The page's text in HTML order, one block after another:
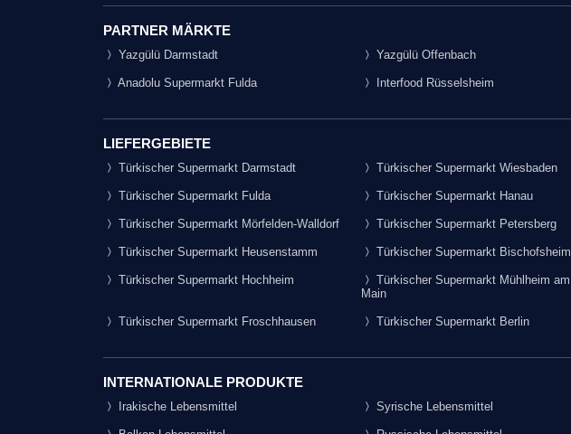
PARTNER MÄRKTE
Yazgülü Darmstadt Yazgülü Offenbach
Anadolu Supermarkt Fulda Interfood Rüsselsheim
LIEFERGEBIETE
Türkischer Supermarkt Darmstadt Türkischer Supermarkt Wiesbaden
Türkischer Supermarkt Fulda Türkischer Supermarkt Hanau
Türkischer Supermarkt Mörfelden-Walldorf Türkischer Supermarkt Petersberg
Türkischer Supermarkt Heusenstamm Türkischer Supermarkt Bischofsheim
Türkischer Supermarkt Hochheim
Türkischer Supermarkt Mühlheim am
Main
Türkischer Supermarkt Froschhausen Türkischer Supermarkt Berlin
INTERNATIONALE PRODUKTE
Irakische Lebensmittel Syrische Lebensmittel